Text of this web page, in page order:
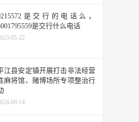
是交行的电话么，
是交行什么电话
05-22
江县安定镇开展打击非法经营
麻将馆、赌博场所专项整治行
09-14